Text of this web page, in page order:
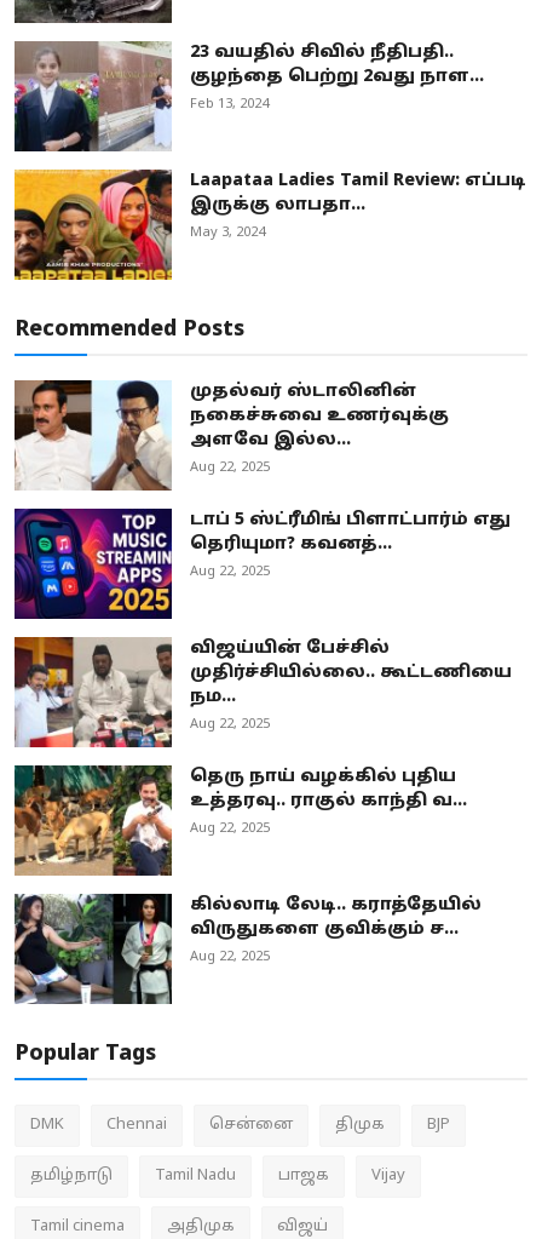
23 வயதில் சிவில் நீதிபதி..
குழந்தை பெற்று 2வது நாள...
Feb 13, 2024
Laapataa Ladies Tamil Review: எப்படி
இருக்கு லாபதா...
May 3, 2024
Recommended Posts
முதல்வர் ஸ்டாலினின்
நகைச்சுவை உணர்வுக்கு
அளவே இல்ல...
Aug 22, 2025
டாப் 5 ஸ்ட்ரீமிங் பிளாட்பார்ம் எது
தெரியுமா? கவனத்...
Aug 22, 2025
விஜய்யின் பேச்சில்
முதிர்ச்சியில்லை.. கூட்டணியை
நம...
Aug 22, 2025
தெரு நாய் வழக்கில் புதிய
உத்தரவு.. ராகுல் காந்தி வ...
Aug 22, 2025
கில்லாடி லேடி.. கராத்தேயில்
விருதுகளை குவிக்கும் ச...
Aug 22, 2025
Popular Tags
DMK Chennai சென்னை திமுக BJP
தமிழ்நாடு Tamil Nadu பாஜக Vijay
Tamil cinema அதிமுக விஜய்